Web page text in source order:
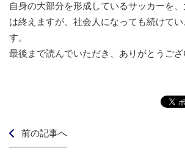
自身の大部分を形成しているサッカーを
は終えますが、社会人になっても続けて
す。
最後まで読んでいただき、ありがとうござ
前の記事へ